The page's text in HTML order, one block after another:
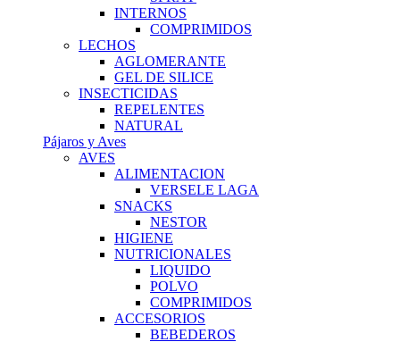
INTERNOS
COMPRIMIDOS
LECHOS
AGLOMERANTE
GEL DE SILICE
INSECTICIDAS
REPELENTES
NATURAL
Pájaros y Aves
AVES
ALIMENTACION
VERSELE LAGA
SNACKS
NESTOR
HIGIENE
NUTRICIONALES
LIQUIDO
POLVO
COMPRIMIDOS
ACCESORIOS
BEBEDEROS